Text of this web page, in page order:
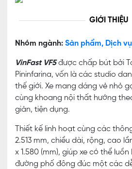
GIỚI THIỆU
Nhóm ngành: Sản phẩm, Dịch
VinFast VF5được chấp bút bởi
Pininfarina, vốn là các studio
thế giới. Xe mang dáng vẻ nhỏ
cùng khoang nội thất hướng
giản, tiện dụng.
Thiết kế linh hoạt cùng các
2.513 mm, chiều dài, rộng, cao
x 1.580 (mm), giúp xe có thể
đường phố đông đúc một các